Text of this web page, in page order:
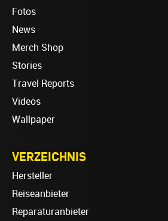
Fotos
News
Merch Shop
Stories
Travel Reports
Videos
Wallpaper
VERZEICHNIS
Hersteller
Reiseanbieter
Reparaturanbieter